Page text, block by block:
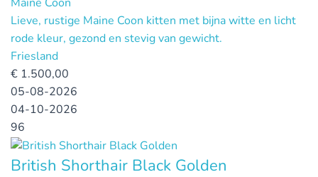
Lieve, rustige Maine Coon kitten met bijna witte en licht
rode kleur, gezond en stevig van gewicht.
Friesland
€ 1.500,00
05-08-2026
04-10-2026
96
British Shorthair Black Golden